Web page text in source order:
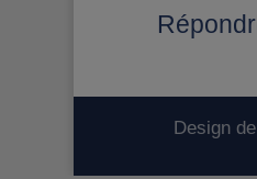
Design de